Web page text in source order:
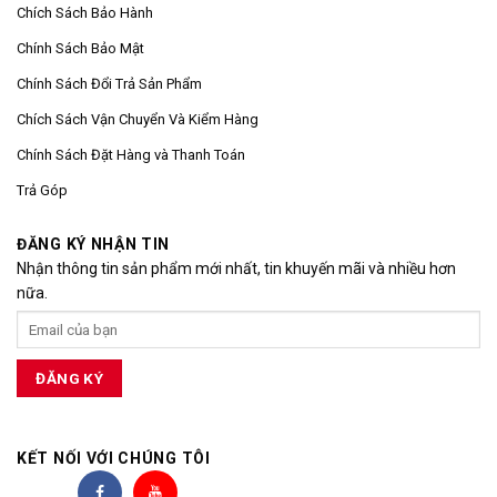
Chích Sách Bảo Hành
Chính Sách Bảo Mật
Chính Sách Đổi Trả Sản Phẩm
Chích Sách Vận Chuyển Và Kiểm Hàng
Chính Sách Đặt Hàng và Thanh Toán
Trả Góp
ĐĂNG KÝ NHẬN TIN
Nhận thông tin sản phẩm mới nhất, tin khuyến mãi và nhiều hơn
nữa.
KẾT NỐI VỚI CHÚNG TÔI